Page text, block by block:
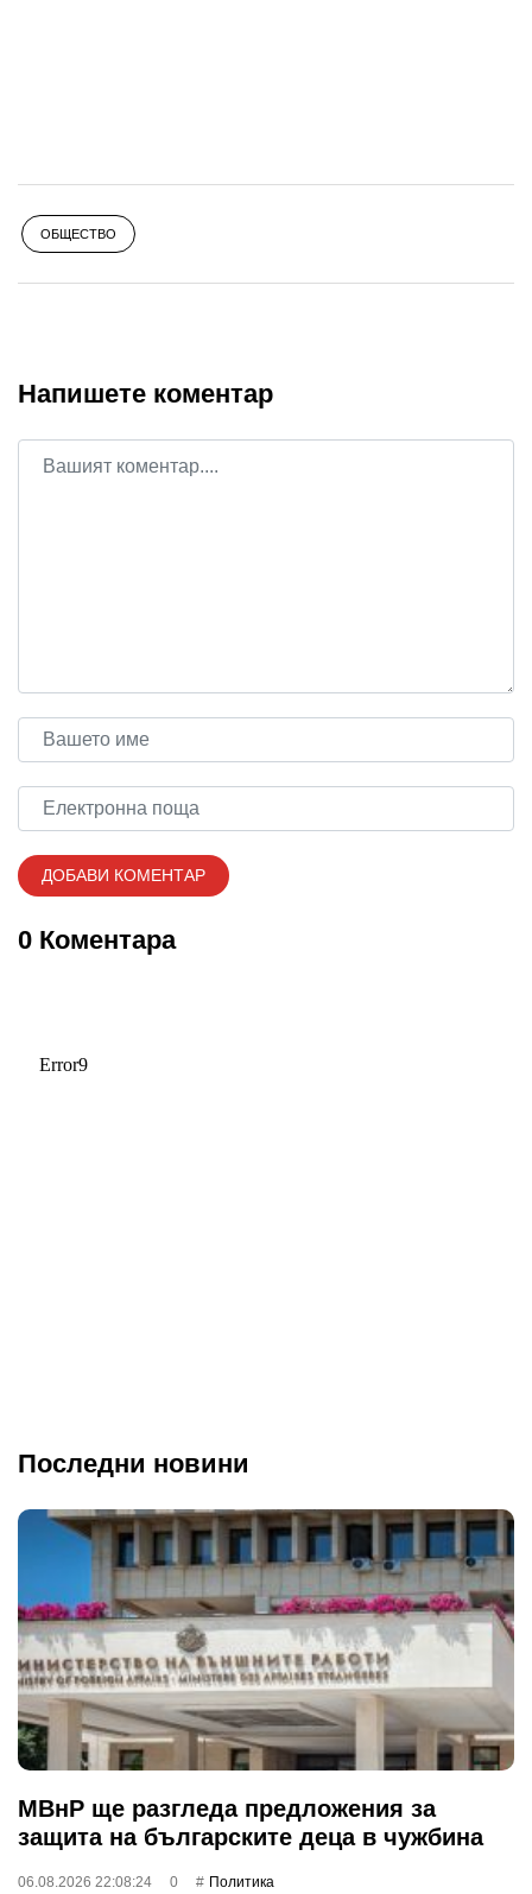
ОБЩЕСТВО
Напишете коментар
0 Коментара
Последни новини
МВнР ще разгледа предложения за
защита на българските деца в чужбина
06.08.2026 22:08:24 0 Политика